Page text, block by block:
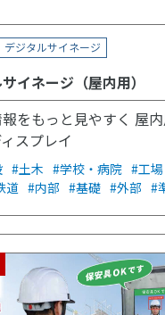
デジタルサイネージ
イネージ（屋内用）
をもっと見やすく 屋
スプレイ
#土木 #学校・病院 #工
道 #内部 #基礎 #外部 #